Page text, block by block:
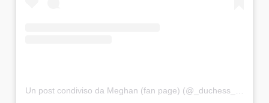
Un post condiviso da Meghan (fan page) (@_duchess_of_sussex)